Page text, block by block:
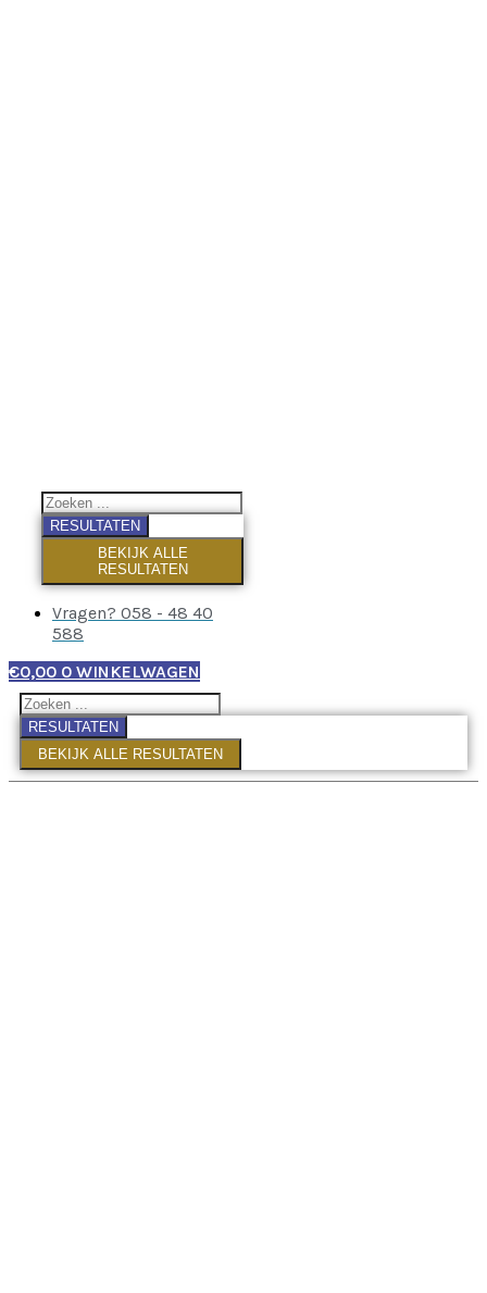
RESULTATEN
BEKIJK ALLE
RESULTATEN
Vragen? 058 - 48 40
588
€0,00 0 WINKELWAGEN
RESULTATEN
BEKIJK ALLE RESULTATEN